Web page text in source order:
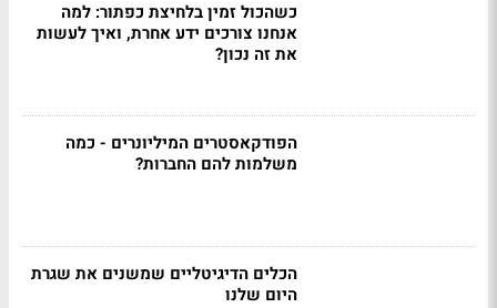
כשהכול זמין בלחיצת כפתור: למה
אנחנו צורכים ידע אחרת, ואיך לעשות
את זה נכון?
הפודקאסטרים המיליונרים - כמה
משלמות להם החברות?
הכלים הדיגיטליים שמשנים את שגרת
היום שלנו